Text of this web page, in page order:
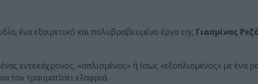
ένα εξαιρετικό και πολυβραβευμένο έργο της Γιασμίνας
εντεκάχρονος, «οπλισμένος» ή ίσως «εξοπλισμένος» με ένα
τον τραυματίσει ελαφριά.